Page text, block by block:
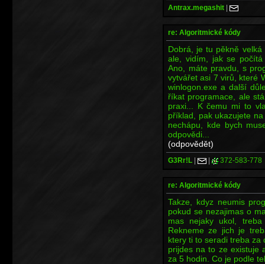
Antrax.megashit |
re: Algoritmické kódy
Dobrá, je tu pěkně
ale, vidím, jak se počítá
Ano, máte pravdu, s
vytvářet asi 7 virů, které
winlogon.exe a další
říkat programace, ale
praxi... K čemu mi to
příklad, pak ukazujete
nechápu, kde bych
odpovědi...
(odpovědět)
G3Rr!L | | 372-583-778
re: Algoritmické kódy
Takze, kdyz neumis
pokud se nezajimas o
mas nejaky ukol,
Rekneme ze jich je
ktery ti to seradi treba za
prijdes na to ze existuje
za 5 hodin. Co je podle